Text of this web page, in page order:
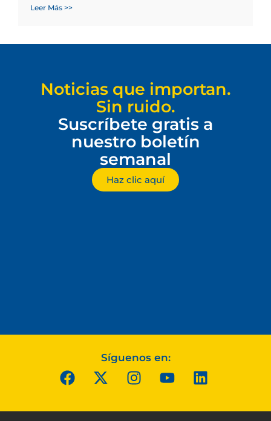
Leer Más >>
Noticias que importan.
Sin ruido.
Suscríbete gratis a
nuestro boletín
semanal
Haz clic aquí
Síguenos en: